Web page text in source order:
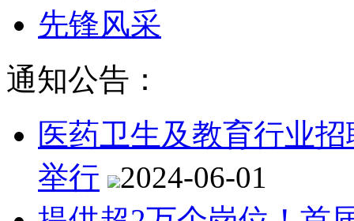
先锋风采
通知公告：
医药卫生及教育行业
举行
2024-06-01